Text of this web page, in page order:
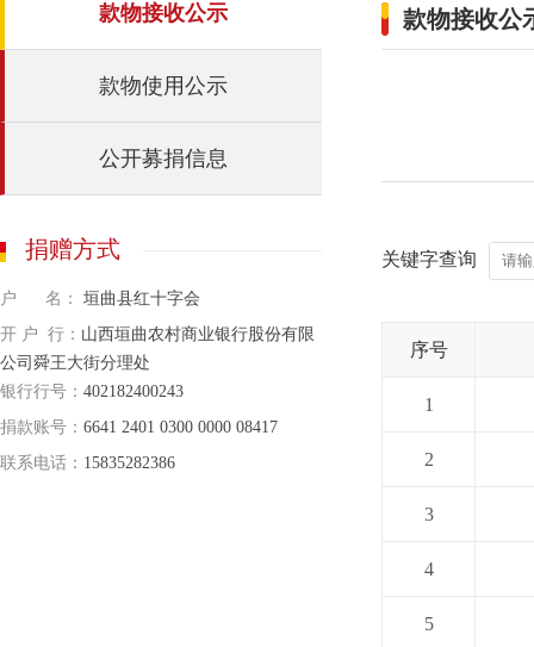
款物接收公示
款物使用公示
公开募捐信息
捐赠方式
户 名：
垣曲县红十字会
开 户 行： 山西垣曲农村商业银行股份有限
公司舜王大街分理处
银行行号： 402182400243
捐款账号： 6641 2401 0300 0000 08417
联系电话： 15835282386
款物接收公
关键字查询
序号
1
2
3
4
5